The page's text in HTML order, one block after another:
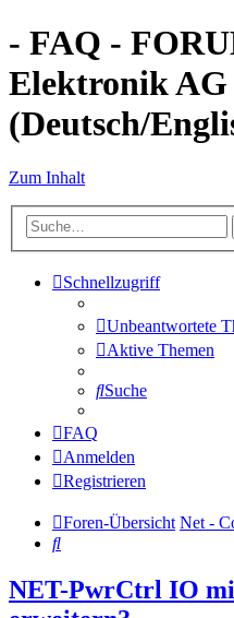
- FAQ -
Elektronik AG
(Deutsch/
Zum Inhalt
Schnellzugriff
Unbeantwortete
Aktive Themen
Suche
FAQ
Anmelden
Registrieren
Foren-Übersicht Net -
Suche
NET-PwrCtrl IO